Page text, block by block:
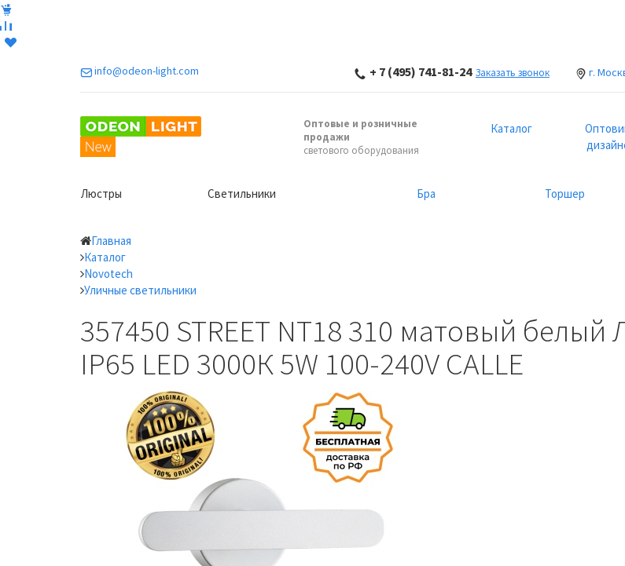
info@odeon-light.com + 7 (495) 741-81-24 Заказать звонок г.
Оптовые и розничные
продажи
светового оборудования
Каталог
Люстры Светильники Бра Торшер
Главная
Каталог
Novotech
Уличные светильники
357450 STREET NT18 310 матовый
IP65 LED 3000К 5W 100-240V CALLE